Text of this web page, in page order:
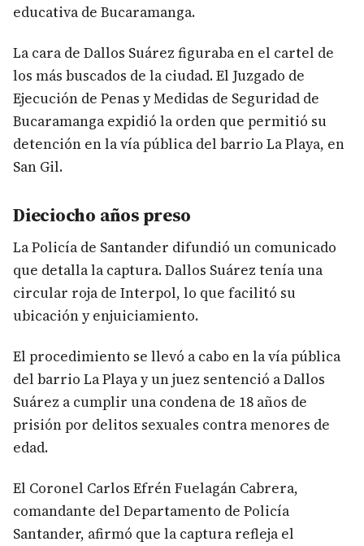
educativa de Bucaramanga.
La cara de Dallos Suárez figuraba en el cartel de
los más buscados de la ciudad. El Juzgado de
Ejecución de Penas y Medidas de Seguridad de
Bucaramanga expidió la orden que permitió su
detención en la vía pública del barrio La Playa, en
San Gil.
Dieciocho años preso
La Policía de Santander difundió un comunicado
que detalla la captura. Dallos Suárez tenía una
circular roja de Interpol, lo que facilitó su
ubicación y enjuiciamiento.
El procedimiento se llevó a cabo en la vía pública
del barrio La Playa y un juez sentenció a Dallos
Suárez a cumplir una condena de 18 años de
prisión por delitos sexuales contra menores de
edad.
El Coronel Carlos Efrén Fuelagán Cabrera,
comandante del Departamento de Policía
Santander, afirmó que la captura refleja el